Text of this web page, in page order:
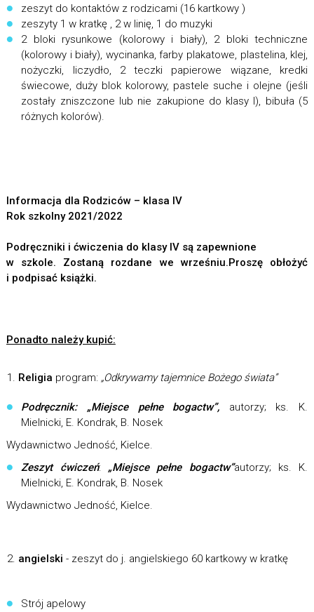
zeszyt do kontaktów z rodzicami (16 kartkowy )
zeszyty 1 w kratkę , 2 w linię, 1 do muzyki
2 bloki rysunkowe (kolorowy i biały), 2 bloki techniczne
(kolorowy i biały), wycinanka, farby plakatowe, plastelina, klej,
nożyczki, liczydło, 2 teczki papierowe wiązane, kredki
świecowe, duży blok kolorowy, pastele suche i olejne (jeśli
zostały zniszczone lub nie zakupione do klasy I), bibuła (5
różnych kolorów).
Informacja dla Rodziców – klasa IV
Rok szkolny 2021/2022
Podręczniki i ćwiczenia do klasy IV są zapewnione
w szkole. Zostaną rozdane we wrześniu.Proszę obłożyć
i podpisać książki.
Ponadto należy kupić:
Religia program: „Odkrywamy tajemnice Bożego świata”
Podręcznik: „Miejsce pełne bogactw”, autorzy; ks. K.
Mielnicki, E. Kondrak, B. Nosek
Wydawnictwo Jedność, Kielce.
Zeszyt ćwiczeń: „Miejsce pełne bogactw”autorzy; ks. K.
Mielnicki, E. Kondrak, B. Nosek
Wydawnictwo Jedność, Kielce.
angielski - zeszyt do j. angielskiego 60 kartkowy w kratkę
Strój apelowy